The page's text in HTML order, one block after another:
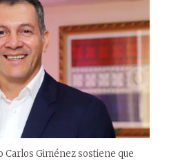
Carlos Giménez sostiene que